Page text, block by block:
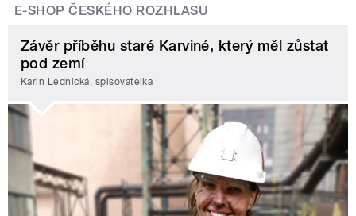
E-SHOP ČESKÉHO ROZHLASU
Závěr příběhu staré Karviné, který měl zůstat
pod zemí
Karin Lednická, spisovatelka